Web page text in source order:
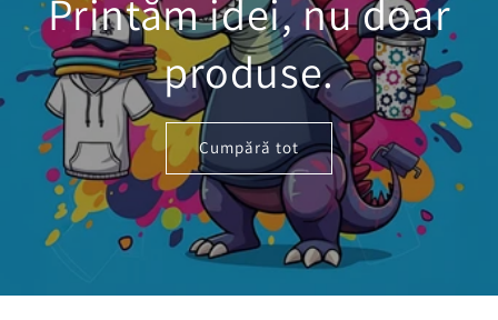
Printăm idei, nu doar
produse.
Cumpără tot